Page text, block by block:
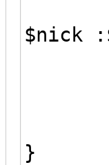
$nick
}